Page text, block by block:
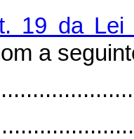
19 da Lei
a